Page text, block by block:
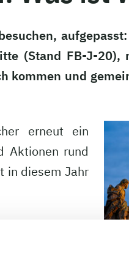
(Stand FB-J-
und
erneut ein
Aktionen rund
in diesem Jahr
Wasser
für